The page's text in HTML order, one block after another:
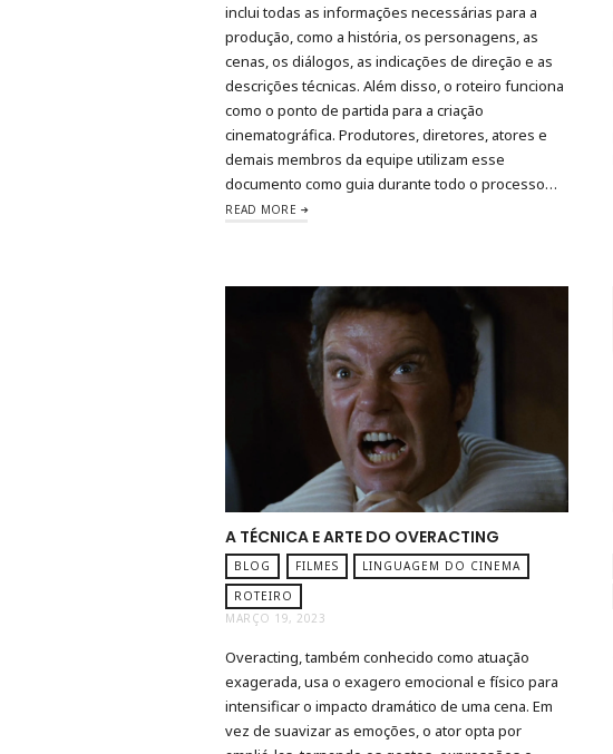
inclui todas as informações necessárias para a
produção, como a história, os personagens, as
cenas, os diálogos, as indicações de direção e as
descrições técnicas. Além disso, o roteiro funciona
como o ponto de partida para a criação
cinematográfica. Produtores, diretores, atores e
demais membros da equipe utilizam esse
documento como guia durante todo o processo…
READ MORE
A TÉCNICA E ARTE DO OVERACTING
BLOG FILMES
LINGUAGEM DO CINEMA
ROTEIRO
MARÇO 19, 2023
Overacting, também conhecido como atuação
exagerada, usa o exagero emocional e físico para
intensificar o impacto dramático de uma cena. Em
vez de suavizar as emoções, o ator opta por